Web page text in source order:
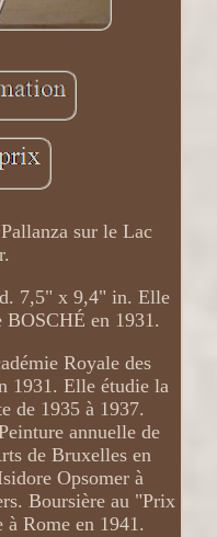
sur le Lac
7,5" x 9,4" in. Elle
en 1931.
Royale des
1931. Elle étudie la
de 1935 à 1937.
annuelle de
de Bruxelles en
Opsomer à
Boursière au "Prix
Rome en 1941.